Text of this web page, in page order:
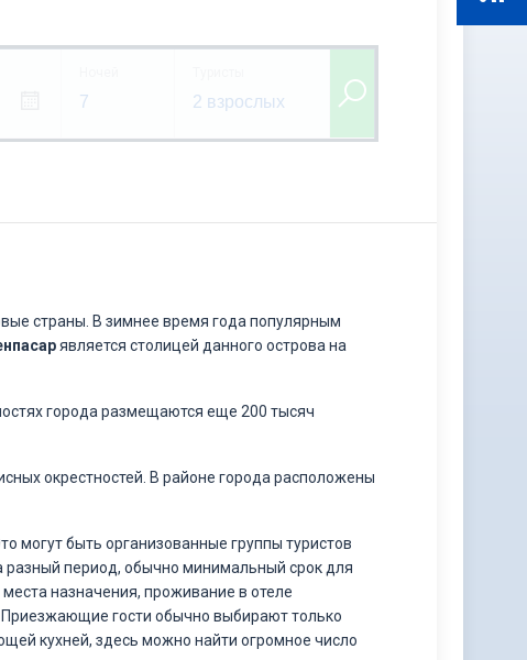
7 2 взрослых
страны. В зимнее время года популярным
является столицей данного острова на
города размещаются еще 200 тысяч
окрестностей. В районе города расположены
могут быть организованные группы туристов
разный период, обычно минимальный срок для
назначения, проживание в отеле
Приезжающие гости обычно выбирают только
кухней, здесь можно найти огромное число